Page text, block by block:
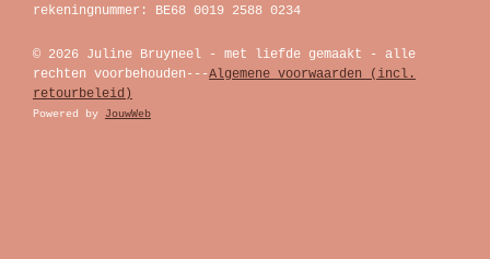
rekeningnummer: BE68 0019 2588 0234
© 2026 Juline Bruyneel - met liefde gemaakt - alle
rechten voorbehouden---Algemene voorwaarden (incl.
retourbeleid)
Powered by JouwWeb